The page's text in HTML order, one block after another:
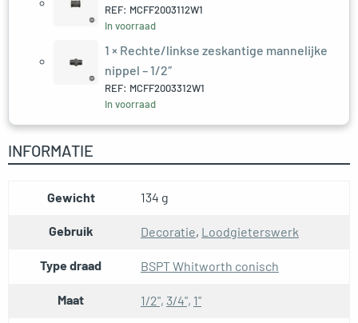
REF: MCFF2003112W1
In voorraad
1 × Rechte/linkse zeskantige mannelijke
nippel – 1/2″
REF: MCFF2003312W1
In voorraad
INFORMATIE
Gewicht 134 g
Gebruik Decoratie, Loodgieterswerk
Type draad BSPT Whitworth conisch
Maat 1/2", 3/4", 1"